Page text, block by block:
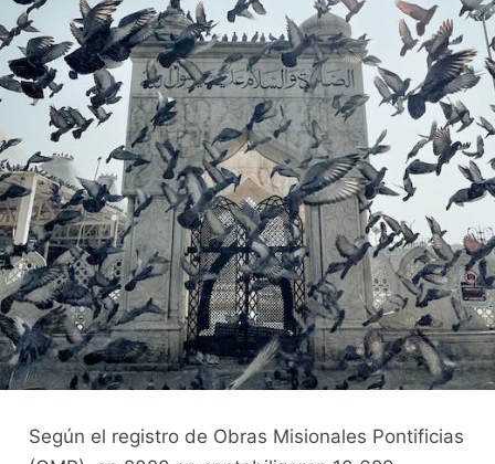
Según el registro de Obras Misionales Pontificias